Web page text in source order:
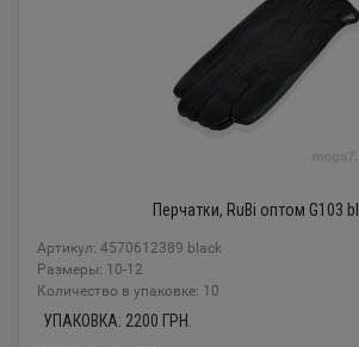
Перчатки, RuBi оптом G103
Артикул: 4570612389 black
Размеры: 10-12
Количество в упаковке: 10
УПАКОВКА: 2200 ГРН.